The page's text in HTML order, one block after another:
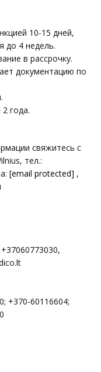
10-15 дней,
до 4 недель.
в рассрочку.
документацию по
года.
свяжитесь с
тел.:
[email protected] ,
+37060773030,
+370-60116604;